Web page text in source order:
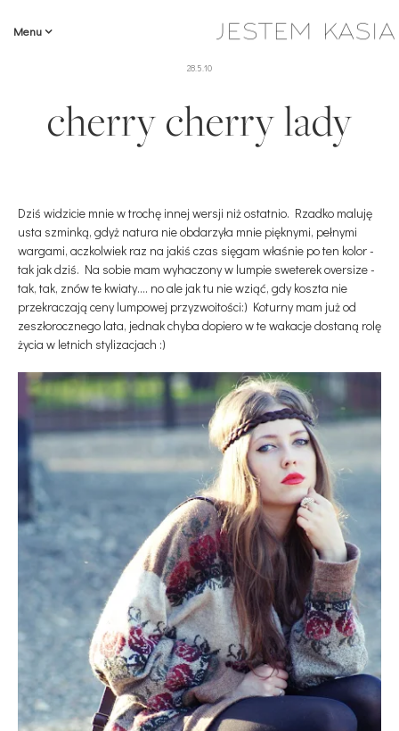
Menu
28.5.10
cherry cherry lady
Dziś widzicie mnie w trochę innej wersji niż ostatnio. Rzadko maluję
usta szminką, gdyż natura nie obdarzyła mnie pięknymi, pełnymi
wargami, aczkolwiek raz na jakiś czas sięgam właśnie po ten kolor -
tak jak dziś. Na sobie mam wyhaczony w lumpie sweterek oversize -
tak, tak, znów te kwiaty.... no ale jak tu nie wziąć, gdy koszta nie
przekraczają ceny lumpowej przyzwoitości:) Koturny mam już od
zeszłorocznego lata, jednak chyba dopiero w te wakacje dostaną rolę
życia w letnich stylizacjach :)